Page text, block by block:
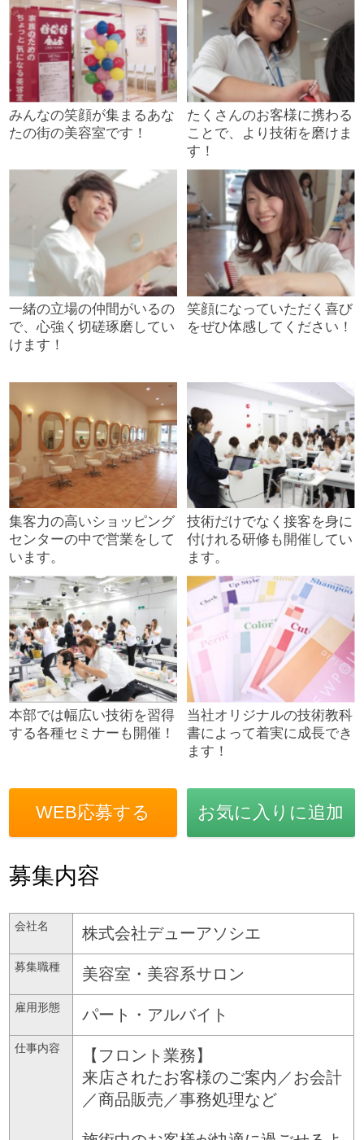
みんなの笑顔が集まるあな
たの街の美容室です！
たくさんのお客様に携わる
ことで、より技術を磨けま
す！
一緒の立場の仲間がいるの
で、心強く切磋琢磨してい
けます！
笑顔になっていただく喜び
をぜひ体感してください！
集客力の高いショッピング
センターの中で営業をして
います。
技術だけでなく接客を身に
付けれる研修も開催してい
ます。
本部では幅広い技術を習得
する各種セミナーも開催！
当社オリジナルの技術教科
書によって着実に成長でき
ます！
WEB応募する お気に入りに追加
募集内容
会社名 株式会社デューアソシエ
募集職種 美容室・美容系サロン
雇用形態 パート・アルバイト
仕事内容
【フロント業務】
来店されたお客様のご案内／お会計
／商品販売／事務処理など